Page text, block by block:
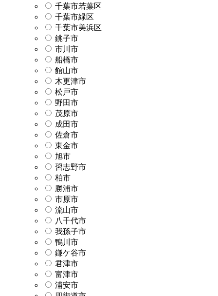
千葉市若葉区
千葉市緑区
千葉市美浜区
銚子市
市川市
船橋市
館山市
木更津市
松戸市
野田市
茂原市
成田市
佐倉市
東金市
旭市
習志野市
柏市
勝浦市
市原市
流山市
八千代市
我孫子市
鴨川市
鎌ケ谷市
君津市
富津市
浦安市